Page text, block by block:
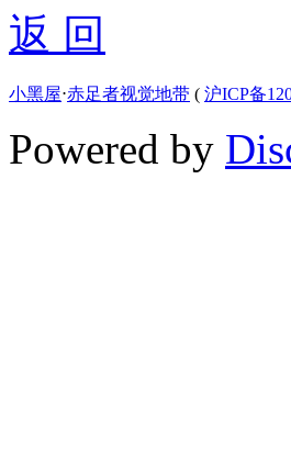
返 回
小黑屋⋅赤足者视觉地带 ( 沪ICP备
Powered by